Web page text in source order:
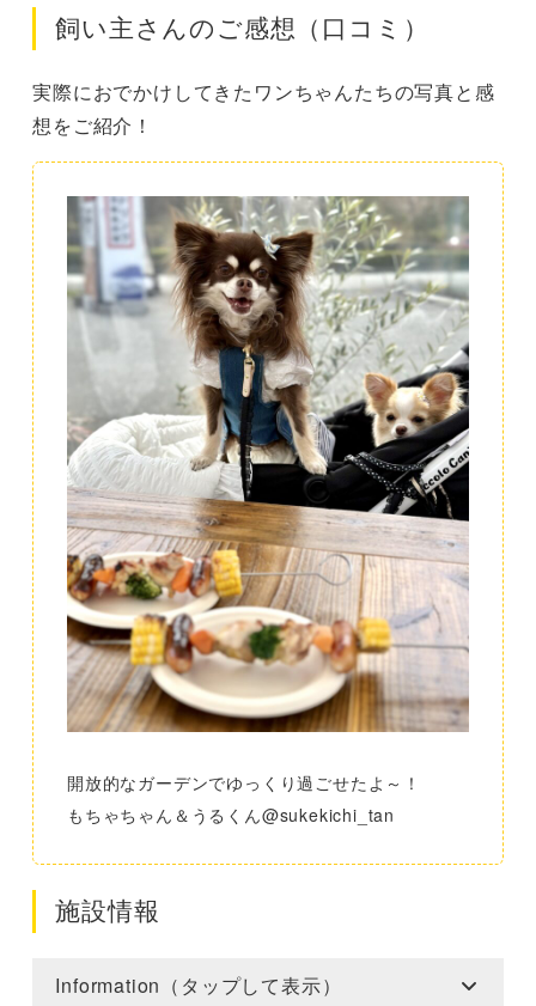
飼い主さんのご感想（口コミ）
実際におでかけしてきたワンちゃんたちの写真と感
想をご紹介！
開放的なガーデンでゆっくり過ごせたよ～！
もちゃちゃん＆うるくん@sukekichi_tan
施設情報
Information（タップして表示）